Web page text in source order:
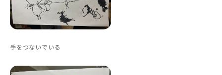
手をつないでいる